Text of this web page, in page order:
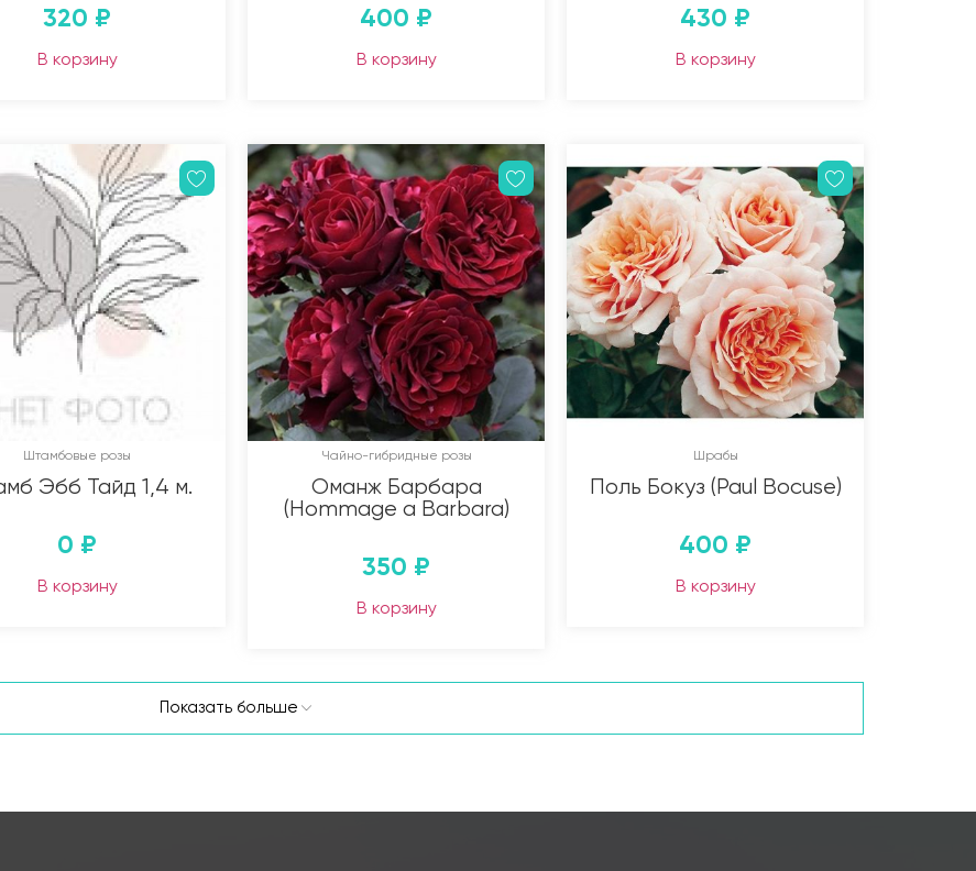
320 ₽
В корзину
400 ₽
В корзину
430 ₽
В корзину
Штамбовые розы
Эбб Тайд 1,4 м.
0 ₽
В корзину
Чайно-гибридные розы
Оманж Барбара
(Hommage a Barbara)
350 ₽
В корзину
Шрабы
Поль Бокуз (Paul Bocuse)
400 ₽
В корзину
Показать больше